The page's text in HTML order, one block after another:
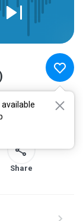
available
Share